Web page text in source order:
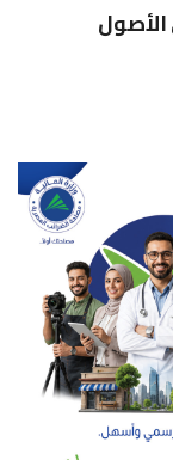
الأصول